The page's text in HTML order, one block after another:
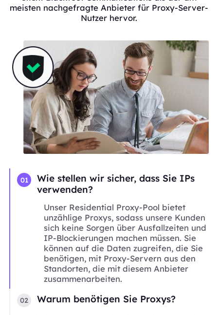
meisten nachgefragte Anbieter für Proxy-Server-
Nutzer hervor.
01
Wie stellen wir sicher, dass Sie IPs
verwenden?
Unser Residential Proxy-Pool bietet
unzählige Proxys, sodass unsere Kunden
sich keine Sorgen über Ausfallzeiten und
IP-Blockierungen machen müssen. Sie
können auf die Daten zugreifen, die Sie
benötigen, mit Proxy-Servern aus den
Standorten, die mit diesem Anbieter
zusammenarbeiten.
02 Warum benötigen Sie Proxys?